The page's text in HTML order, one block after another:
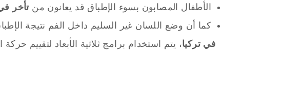
الأطفال المصابون بسوء الإطباق قد يعانون من تأخر
كما أن وضع اللسان غير السليم داخل الفم نتيجة
في عيادة All-on-X في تركيا، يتم استخدام برامج ثلاثية الأبعاد لتقييم